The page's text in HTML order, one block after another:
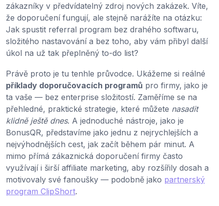
zákazníky v předvídatelný zdroj nových zakázek. Víte,
že doporučení fungují, ale stejně narážíte na otázku:
Jak spustit referral program bez drahého softwaru,
složitého nastavování a bez toho, aby vám přibyl další
úkol na už tak přeplněný to-do list?
Právě proto je tu tenhle průvodce. Ukážeme si reálné
příklady doporučovacích programů pro firmy, jako je
ta vaše — bez enterprise složitostí. Zaměříme se na
přehledné, praktické strategie, které můžete nasadit
klidně ještě dnes. A jednoduché nástroje, jako je
BonusQR, představíme jako jednu z nejrychlejších a
nejvýhodnějších cest, jak začít během pár minut. A
mimo přímá zákaznická doporučení firmy často
využívají i širší affiliate marketing, aby rozšířily dosah a
motivovaly své fanoušky — podobně jako partnerský
program ClipShort.